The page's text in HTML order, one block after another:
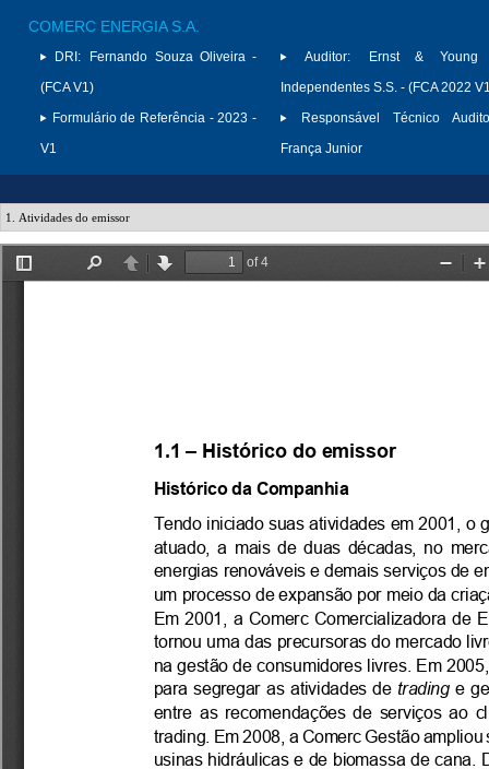
COMERC ENERGIA S.A.
DRI:
Fernando Souza Oliveira -
(FCA V1)
Formulário de Referência - 2023 -
V1
Auditor:
Ernst & Young
Independentes S.S. - (FCA 2022
Responsável Técnico
França Junior